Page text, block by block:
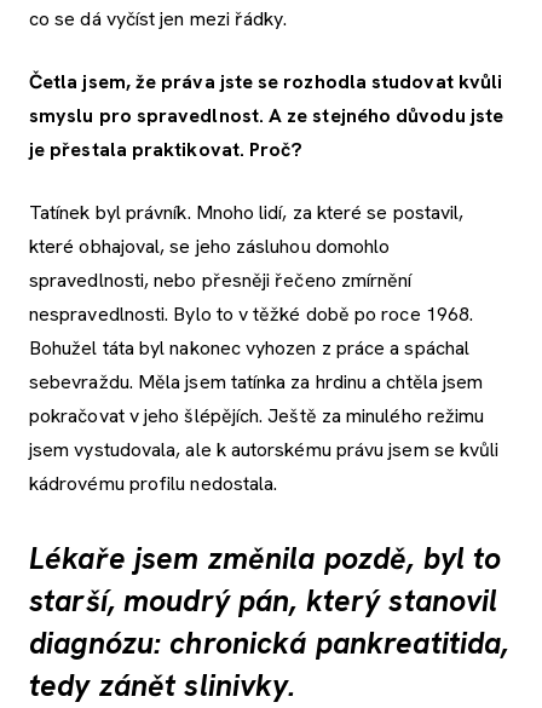
co se dá vyčíst jen mezi řádky.
Četla jsem, že práva jste se rozhodla studovat kvůli
smyslu pro spravedlnost. A ze stejného důvodu jste
je přestala praktikovat. Proč?
Tatínek byl právník. Mnoho lidí, za které se postavil,
které obhajoval, se jeho zásluhou domohlo
spravedlnosti, nebo přesněji řečeno zmírnění
nespravedlnosti. Bylo to v těžké době po roce 1968.
Bohužel táta byl nakonec vyhozen z práce a spáchal
sebevraždu. Měla jsem tatínka za hrdinu a chtěla jsem
pokračovat v jeho šlépějích. Ještě za minulého režimu
jsem vystudovala, ale k autorskému právu jsem se kvůli
kádrovému profilu nedostala.
Lékaře jsem změnila pozdě, byl to
starší, moudrý pán, který stanovil
diagnózu: chronická pankreatitida,
tedy zánět slinivky.